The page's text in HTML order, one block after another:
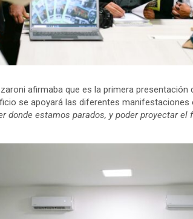
afirmaba que es la primera presentación
se apoyará las diferentes manifestaciones
donde estamos parados, y poder proyectar